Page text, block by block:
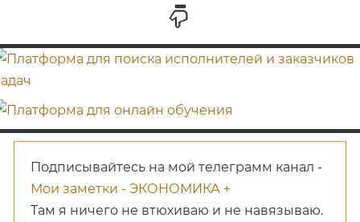
Подписывайтесь на мой телеграмм канал -
Мои заметки - ЭКОНОМИКА +
Там я ничего не втюхиваю и не навязываю.